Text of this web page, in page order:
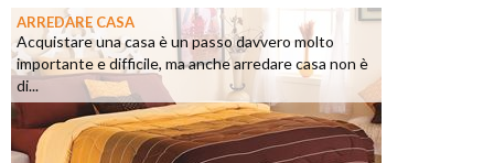
ARREDARE CASA
Acquistare una casa è un passo davvero molto
importante e difficile, ma anche arredare casa non è
di...